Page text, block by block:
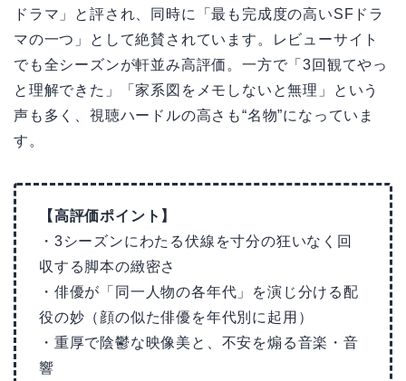
ドラマ」と評され、同時に「最も完成度の高いSFドラ
マの一つ」として絶賛されています。レビューサイト
でも全シーズンが軒並み高評価。一方で「3回観てやっ
と理解できた」「家系図をメモしないと無理」という
声も多く、視聴ハードルの高さも“名物”になっていま
す。
【高評価ポイント】
・3シーズンにわたる伏線を寸分の狂いなく回
収する脚本の緻密さ
・俳優が「同一人物の各年代」を演じ分ける配
役の妙（顔の似た俳優を年代別に起用）
・重厚で陰鬱な映像美と、不安を煽る音楽・音
響